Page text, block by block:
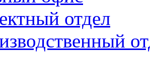
отдел